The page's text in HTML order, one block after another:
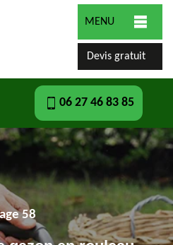
MENU
Devis gratuit
06 27 46 83 85
58